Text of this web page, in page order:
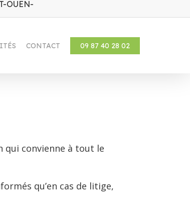
OUEN-
CONTACT 09 87 40 28 02
qui convienne à tout le
qu’en cas de litige,